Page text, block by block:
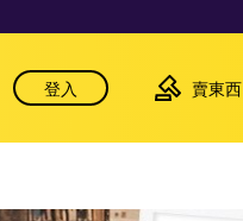
登入 賣東西